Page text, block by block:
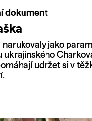
dokument
narukovaly jako
ukrajinského
udržet si v